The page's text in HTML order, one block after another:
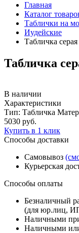
Главная
Каталог
Таблички на
Иудейские
Табличка
Табличка
В наличии
Характеристики
Тип: Табличка
5030 руб.
Купить в 1 клик
Способы доставки
Самовывоз
Курьерская
Способы оплаты
Безналичный
(для юр.лиц,
Наличными
Наличными